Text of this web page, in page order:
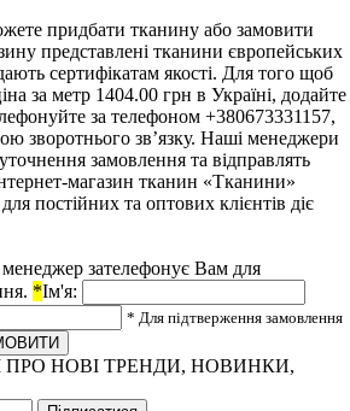
придбати тканину або замовити
представлені тканини європейських
сертифікатам якості. Для того щоб
за метр 1404.00 грн в Україні, додайте
за телефоном +380673331157,
зворотнього зв’язку. Наші менеджери
замовлення та відправлять
магазин тканин «Тканини»
постійних та оптових клієнтів діє
зателефонує Вам для
*Ім'я:
* Для підтверження замовлення
НОВІ ТРЕНДИ, НОВИНКИ,